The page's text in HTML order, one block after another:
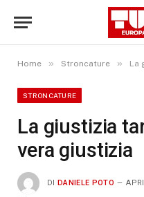
Home » Stroncature » La
STRONCATURE
La giustizia
vera giustizia
DI DANIELE POTO